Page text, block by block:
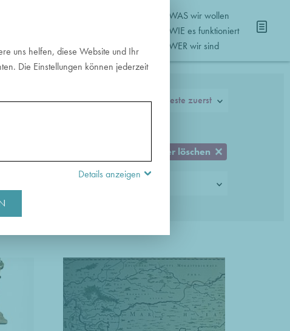
WAS wir wollen
WIE es funktioniert
WER wir sind
Sortieren: Neueste zuerst
Filter löschen
uns helfen, diese Website und Ihr
Die Einstellungen können jederzeit
Details anzeigen